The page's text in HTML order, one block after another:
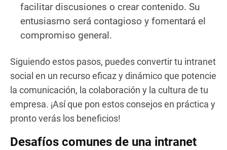
facilitar discusiones o crear contenido. Su
entusiasmo será contagioso y fomentará el
compromiso general.
Siguiendo estos pasos, puedes convertir tu intranet
social en un recurso eficaz y dinámico que potencie
la comunicación, la colaboración y la cultura de tu
empresa. ¡Así que pon estos consejos en práctica y
pronto verás los beneficios!
Desafíos comunes de una intranet